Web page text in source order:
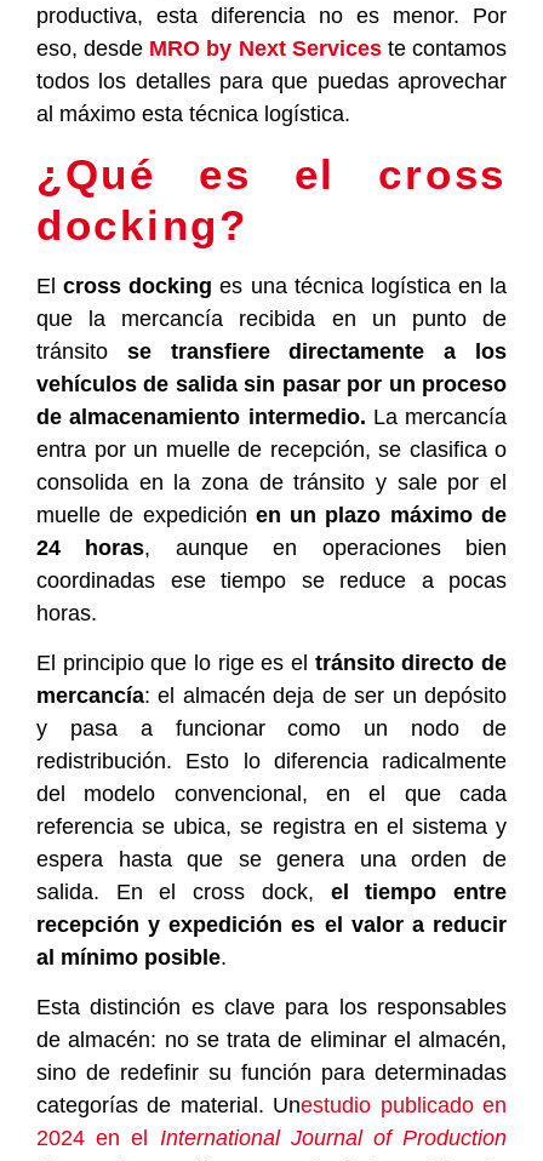
productiva, esta diferencia no es menor. Por
eso, desde MRO by Next Serviceste contamos
todos los detalles para que puedas aprovechar
al máximo esta técnica logística.
¿Qué es el cross
docking?
Elcross docking es una técnica logística en la
que la mercancía recibida en un punto de
tránsito se transfiere directamente a los
vehículos de salida sin pasar por un proceso
de almacenamiento intermedio. La mercancía
entra por un muelle de recepción, se clasifica o
consolida en la zona de tránsito y sale por el
muelle de expedición en un plazo máximo de
24 horas, aunque en operaciones bien
coordinadas ese tiempo se reduce a pocas
horas.
El principio que lo rige es el tránsito directo de
mercancía: el almacén deja de ser un depósito
y pasa a funcionar como un nodo de
redistribución. Esto lo diferencia radicalmente
del modelo convencional, en el que cada
referencia se ubica, se registra en el sistema y
espera hasta que se genera una orden de
salida. En el cross dock, el tiempo entre
recepción y expedición es el valor a reducir
al mínimo posible.
Esta distinción es clave para los responsables
de almacén: no se trata de eliminar el almacén,
sino de redefinir su función para determinadas
categorías de material. Unestudio publicado en
2024 en el International Journal of Production